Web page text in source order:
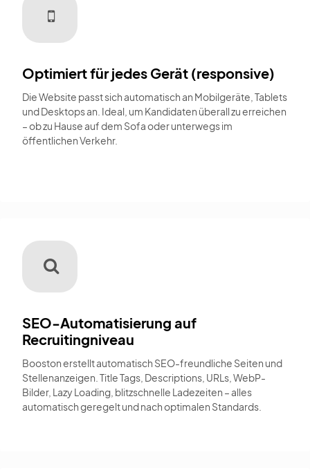
Optimiert für jedes Gerät (responsive)
Die Website passt sich automatisch an Mobilgeräte, Tablets
und Desktops an. Ideal, um Kandidaten überall zu erreichen
– ob zu Hause auf dem Sofa oder unterwegs im
öffentlichen Verkehr.
SEO-Automatisierung auf
Recruitingniveau
Booston erstellt automatisch SEO-freundliche Seiten und
Stellenanzeigen. Title Tags, Descriptions, URLs, WebP-
Bilder, Lazy Loading, blitzschnelle Ladezeiten – alles
automatisch geregelt und nach optimalen Standards.